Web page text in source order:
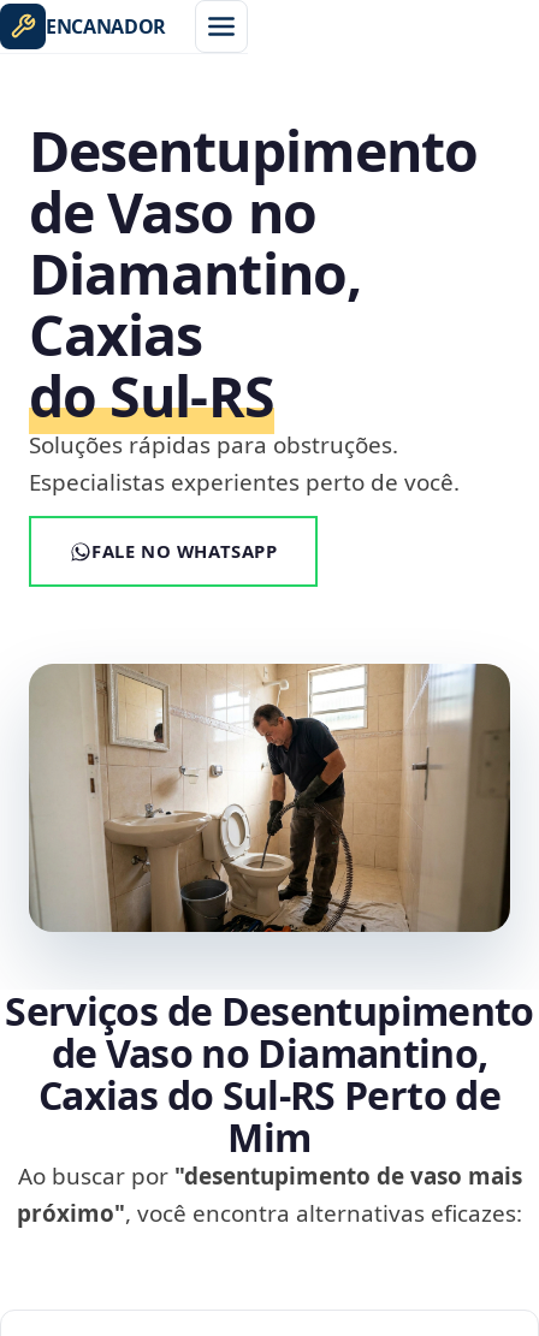
ENCANADOR
Desentupimento
de Vaso no
Diamantino,
Caxias
do Sul‑RS
Soluções rápidas para obstruções.
Especialistas experientes perto de você.
FALE NO WHATSAPP
Serviços de Desentupimento
de Vaso no Diamantino,
Caxias do Sul‑RS Perto de
Mim
Ao buscar por "desentupimento de vaso mais
próximo", você encontra alternativas eficazes: